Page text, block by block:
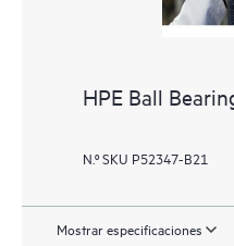
HPE Ball
N.º SKU P52347-B21
Mostrar especificaciones